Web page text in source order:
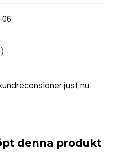
just nu.
denna produkt